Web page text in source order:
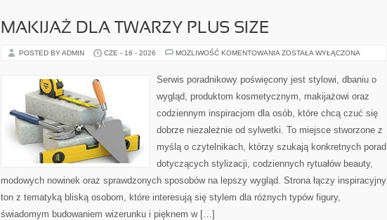
MAKIJAŻ DLA TWARZY PLUS SIZE
POSTED BY ADMIN CZE - 16 - 2026 MOŻLIWOŚĆ KOMENTOWANIA MAKIJAŻ
PLUS
SIZE
ZOSTAŁA WYŁĄCZONA
Serwis poradnikowy poświęcony jest stylowi, dbaniu o
wygląd, produktom kosmetycznym, makijażowi oraz
codziennym inspiracjom dla osób, które chcą czuć się
dobrze niezależnie od sylwetki. To miejsce stworzone z
myślą o czytelnikach, którzy szukają konkretnych porad
dotyczących stylizacji, codziennych rytuałów beauty,
modowych nowinek oraz sprawdzonych sposobów na lepszy wygląd. Strona łączy inspiracyjny
ton z tematyką bliską osobom, które interesują się stylem dla różnych typów figury,
świadomym budowaniem wizerunku i pięknem w […]